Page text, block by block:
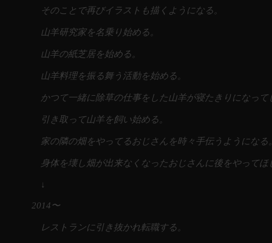
そのことで再びイラストも描くようになる。
山羊研究家を名乗り始める。
山羊の紙芝居を始める。
山羊料理を振る舞う活動を始める。
かつて一緒に除草の仕事をした山羊が寝たきりになって
引き取って山羊を飼い始める。
家の隣の畑をやってるおじさんを時々手伝うようになる
身体を壊し畑が出来なくなったおじさんに後をやってほ
↓
2014〜
レストランに引き抜かれ転職する。